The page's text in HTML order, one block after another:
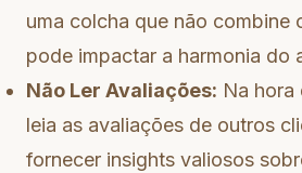
uma colcha que não combine
pode impactar a harmonia do
Não Ler Avaliações: Na hora
leia as avaliações de outros
fornecer insights valiosos